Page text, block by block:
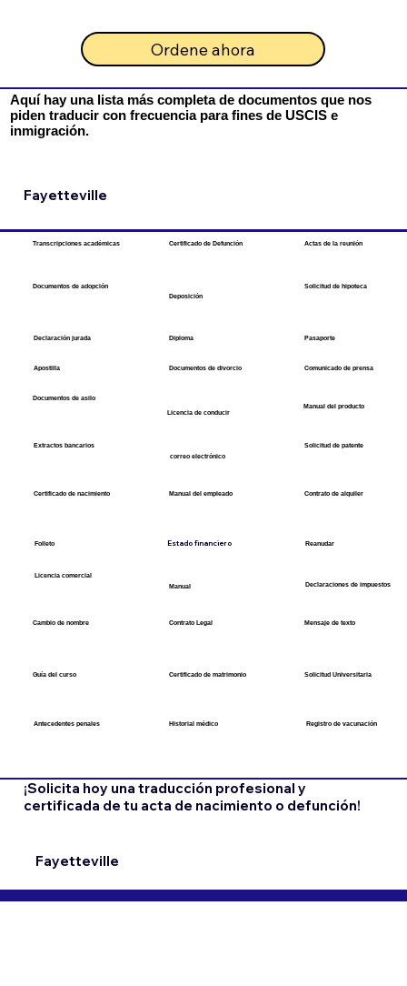
Ordene ahora
Aquí hay una lista más completa de documentos que nos
piden traducir con frecuencia para fines de USCIS e
inmigración.
Fayetteville
Transcripciones académicas
Documentos de adopción
Declaración jurada
​Apostilla
Documentos de asilo
​Extractos bancarios
Certificado de nacimiento
Folleto
​Licencia comercial
Cambio de nombre
Guía del curso
Antecedentes penales
​Certificado de Defunción
​Deposición
Diploma
Documentos de divorcio
Licencia de conducir
​correo electrónico
Manual del empleado
Estado financiero
​Manual
Contrato Legal
Certificado de matrimonio
Historial médico
Actas de la reunión
Solicitud de hipoteca
Pasaporte
Comunicado de prensa
​Manual del producto
​Solicitud de patente
Contrato de alquiler
​Reanudar
Declaraciones de impuestos
​Mensaje de texto
​Solicitud Universitaria
Registro de vacunación
¡Solicita hoy una traducción profesional y
certificada de tu acta de nacimiento o defunción!
Fayetteville